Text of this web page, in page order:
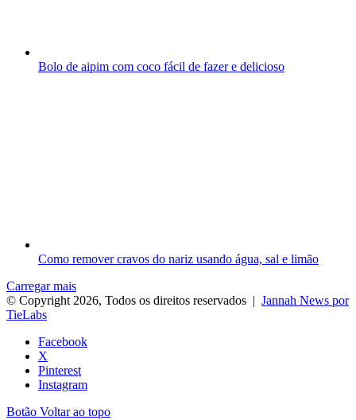
Bolo de aipim com coco fácil de fazer e delicioso
Como remover cravos do nariz usando água, sal e limão
Carregar mais
© Copyright 2026, Todos os direitos reservados | Jannah News por
TieLabs
Facebook
X
Pinterest
Instagram
Botão Voltar ao topo